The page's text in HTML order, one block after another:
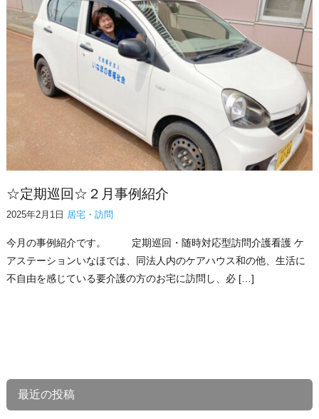
☆定期巡回☆２月事例紹介
2025年2月1日 居宅・訪問
今月の事例紹介です。 定期巡回・随時対応型訪問介護看護 ケ
アステーションいなほでは、同法人内のケアハウス和の他、生活に
不自由を感じている要介護の方のお宅に訪問し、必 […]
最近の投稿